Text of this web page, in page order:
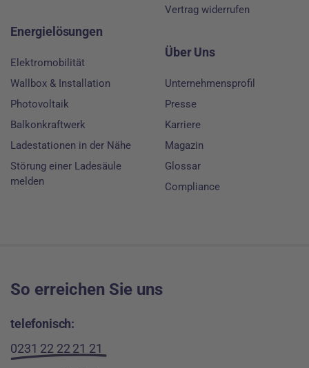
Energielösungen
Elektromobilität
Wallbox & Installation
Photovoltaik
Balkonkraftwerk
Ladestationen in der Nähe
Störung einer Ladesäule
melden
Vertrag widerrufen
Über Uns
Unternehmensprofil
Presse
Karriere
Magazin
Glossar
Compliance
So erreichen Sie uns
telefonisch:
0231 22 22 21 21